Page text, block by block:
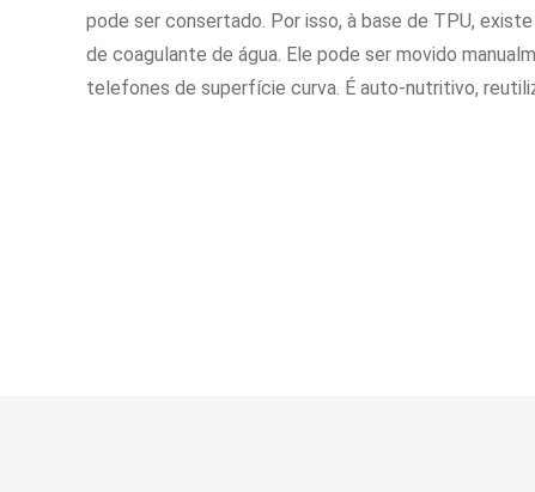
pode ser consertado. Por isso, à base de TPU,
de coagulante de água. Ele pode ser movido
telefones de superfície curva. É auto-nutritivo,